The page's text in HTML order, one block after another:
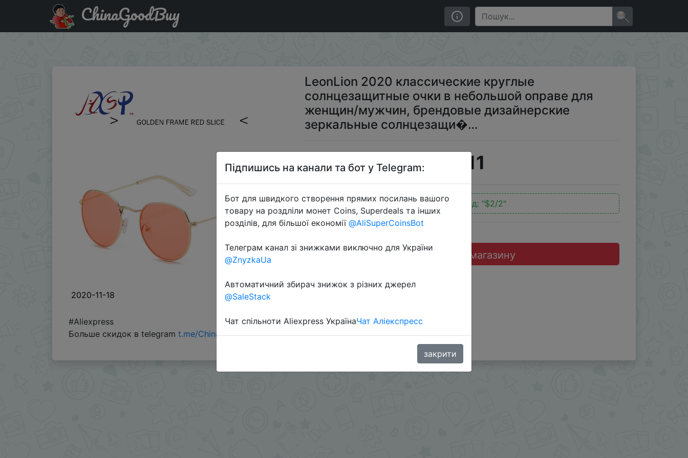
Паридбати з промокодом $2/2 LeonLion 2020 классические круглые солнцезащитные очки в небольшой оправе для женщин/мужчин, брендовые дизайнерские
зеркальные солнцезащи�…ChinaGoodBuy
2020-11-18
LeonLion 2020 классические круглые
солнцезащитные очки в небольшой оправе для
женщин/мужчин, брендовые дизайнерские
зеркальные солнцезащи�…
$2.11
Промокод: "$2/2"
Перейти до магазину
#Aliexpress
Больше скидок в telegram t.me/ChinaGoodBuy
Підпишись на канали та бот у Telegram:
Бот для швидкого створення прямих посилань вашого
товару на роздліли монет Coins, Superdeals та інших
розділів, для більшої економії @AliSuperCoinsBot
Телеграм канал зі знижками виключно для України
@ZnyzkaUa
Автоматичний збирач знижок з різних джерел
@SaleStack
Чат спільноти Aliexpress УкраїнаЧат Аліекспресс
закрити